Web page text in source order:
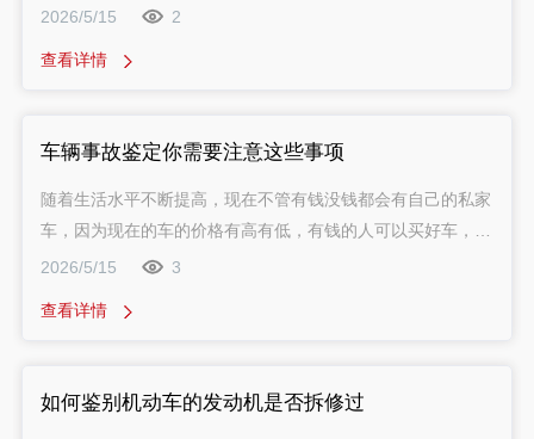
动性能、离合器以及动力等性能。需注意：1.起步，检查离合
2026/5/15 2
查看详情
车辆事故鉴定你需要注意这些事项
随着生活水平不断提高，现在不管有钱没钱都会有自己的私家
车，因为现在的车的价格有高有低，有钱的人可以买好车，没
钱的人也可以买辆便宜的车，而且现在买车还可以车贷，首付
群的增加，也会导致车辆事故发生的几率增加，那么今天小编
2026/5/15 3
查看详情
如何鉴别机动车的发动机是否拆修过